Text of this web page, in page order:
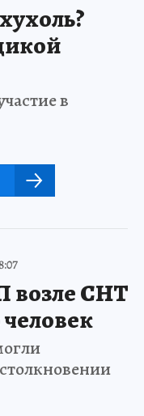
в
возле СНТ